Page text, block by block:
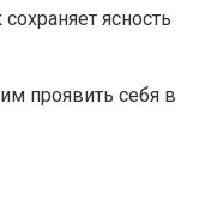
ясность
проявить себя в